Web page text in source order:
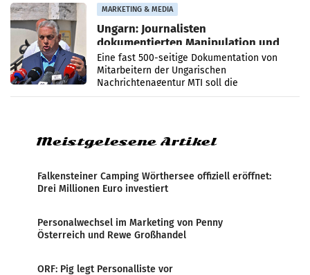
Anna Kalina-Mahr.
MARKETING & MEDIA
Ungarn: Journalisten
dokumentierten Manipulation und
Zensur
Eine fast 500-seitige Dokumentation von
Mitarbeitern der Ungarischen
Nachrichtenagentur MTI soll die
systematische Nachrichten-Manipulation und
Meistgelesene Artikel
Falkensteiner Camping Wörthersee offiziell eröffnet:
Drei Millionen Euro investiert
Personalwechsel im Marketing von Penny
Österreich und Rewe Großhandel
ORF: Pig legt Personalliste vor